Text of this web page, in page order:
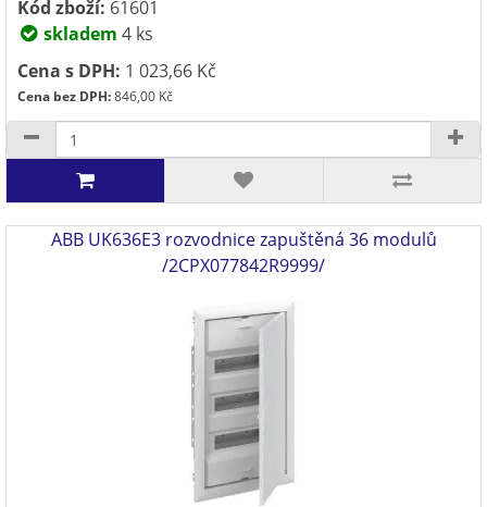
Kód zboží: 61601
skladem 4 ks
Cena s DPH: 1 023,66 Kč
Cena bez DPH:846,00 Kč
ABB UK636E3 rozvodnice zapuštěná 36 modulů
/2CPX077842R9999/